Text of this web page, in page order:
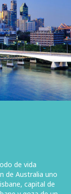
de vida
de Australia uno
capital de